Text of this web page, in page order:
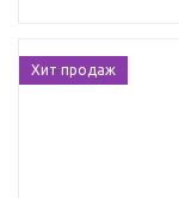
Хит продаж